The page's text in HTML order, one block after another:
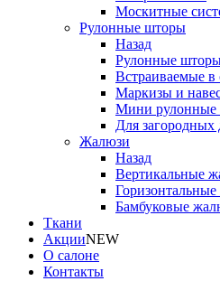
Москитные
Рулонные шторы
Назад
Рулонные
Встраиваемые в
Маркизы и
Мини
Для загородных
Жалюзи
Назад
Вертикальные
Бамбуковые
Ткани
АкцииNEW
О салоне
Контакты